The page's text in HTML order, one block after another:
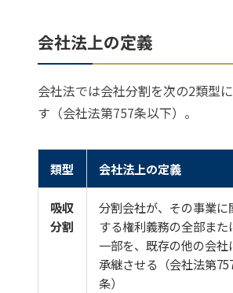
会社法上の定義
会社法では会社分割を次の2類型
す（会社法第757条以下）。
類型 会社法上の定義
吸収
分割
分割会社が、その事業に
する権利義務の全部また
一部を、既存の他の会社
承継させる（会社法第
条）